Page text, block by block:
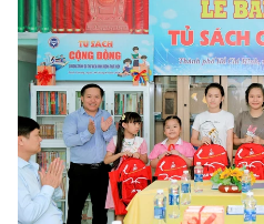
ủy Thành phố Hồ Chí Minh cùng
ảnh thành phố.